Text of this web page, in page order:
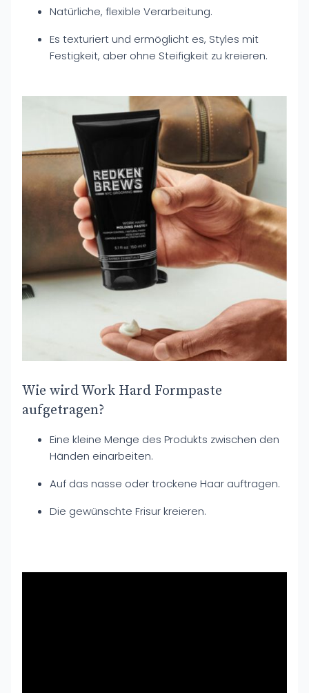
Natürliche, flexible Verarbeitung.
Es texturiert und ermöglicht es, Styles mit
Festigkeit, aber ohne Steifigkeit zu kreieren.
Wie wird Work Hard Formpaste
aufgetragen?
Eine kleine Menge des Produkts zwischen den
Händen einarbeiten.
Auf das nasse oder trockene Haar auftragen.
Die gewünschte Frisur kreieren.